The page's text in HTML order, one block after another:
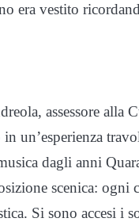
era vestito
assessore alla
un’esperienza
dagli anni
scenica: ogni
Si sono accesi i